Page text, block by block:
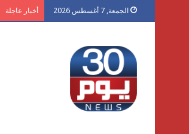
الجمعة, 7 أغسطس 2026 أخبار عاجلة